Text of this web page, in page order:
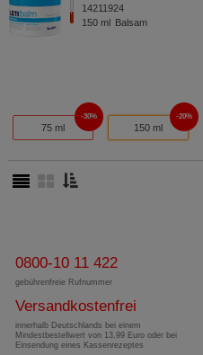
14211924
150 ml Balsam
75 ml
30%
150 ml
20%
0800-10 11 422
gebührenfreie Rufnummer
Versandkostenfrei
innerhalb Deutschlands bei einem
Mindestbestellwert von 13,99 Euro oder bei
Einsendung eines Kassenrezeptes